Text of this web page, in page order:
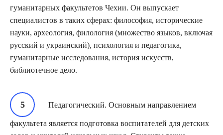
гуманитарных факультетов Чехии. Он выпускает
специалистов в таких сферах: философия, исторические
науки, археология, филология (множество языков, включая
русский и украинский), психология и педагогика,
гуманитарные исследования, история искусств,
библиотечное дело.
Педагогический. Основным направлением
факультета является подготовка воспитателей для детских